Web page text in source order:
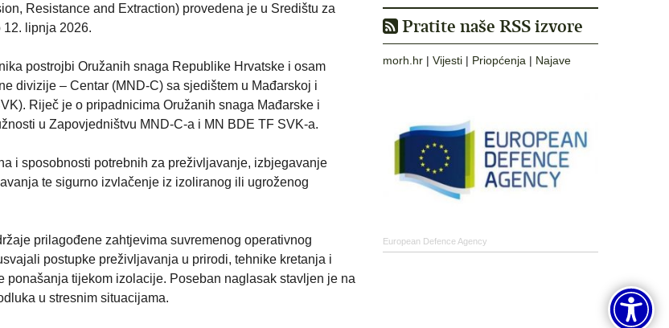
Resistance and Extraction) provedena je u Središtu za
12. lipnja 2026.
postrojbi Oružanih snaga Republike Hrvatske i osam
divizije – Centar (MND-C) sa sjedištem u Mađarskoj i
Riječ je o pripadnicima Oružanih snaga Mađarske i
u Zapovjedništvu MND-C-a i MN BDE TF SVK-a.
i sposobnosti potrebnih za preživljavanje, izbjegavanje
te sigurno izvlačenje iz izoliranog ili ugroženog
prilagođene zahtjevima suvremenog operativnog
postupke preživljavanja u prirodi, tehnike kretanja i
ponašanja tijekom izolacije. Poseban naglasak stavljen je na
u stresnim situacijama.
Pratite naše RSS izvore
morh.hr | Vijesti | Priopćenja | Najave
European Defence Agency